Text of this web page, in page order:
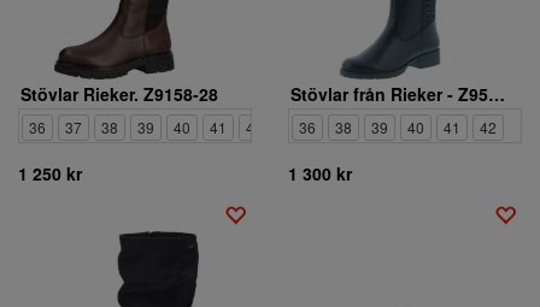
Stövlar Rieker. Z9158-28
36 37 38 39 40 41 42
1 250 kr
Stövlar från Rieker - Z9591-00
36 38 39 40 41 42
1 300 kr